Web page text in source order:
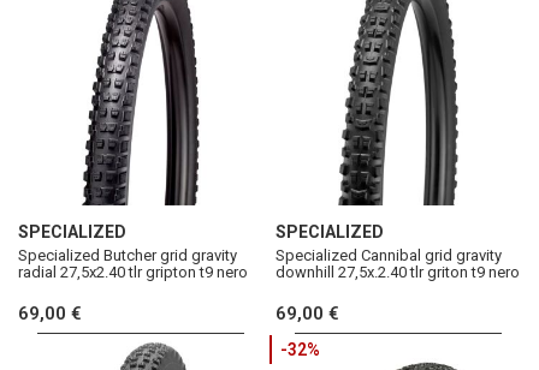
SPECIALIZED
Specialized Butcher grid gravity
radial 27,5x2.40 tlr gripton t9 nero
69,00 €
SPECIALIZED
Specialized Cannibal grid gravity
downhill 27,5x.2.40 tlr griton t9 nero
69,00 €
-32%